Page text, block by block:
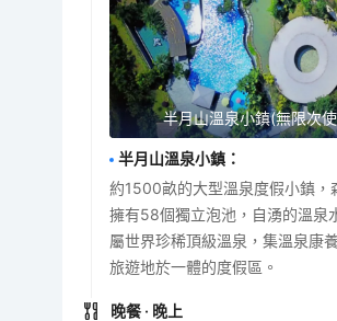
半月山溫泉小鎮(無限次
半月山溫泉小鎮 ：
約1500畝的大型溫泉度假小鎮，
擁有58個獨立泡池，自湧的溫
屬世界珍稀頂級溫泉，集溫泉康
旅遊地於一體的度假區。
晚餐 · 晚上